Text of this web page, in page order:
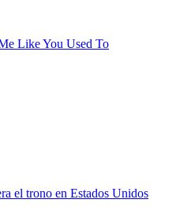
Like You Used To
el trono en Estados Unidos